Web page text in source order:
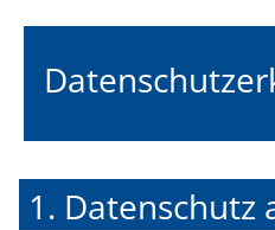
1. Datenschutz